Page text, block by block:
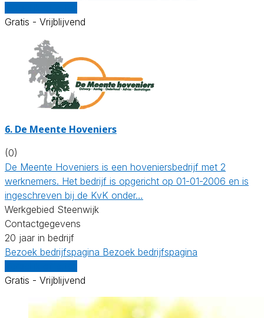
Gratis - Vrijblijvend
6. De Meente Hoveniers
(0)
De Meente Hoveniers is een hoveniersbedrijf met 2
werknemers. Het bedrijf is opgericht op 01-01-2006 en is
ingeschreven bij de KvK onder…
Werkgebied Steenwijk
Contactgegevens
20 jaar in bedrijf
Bezoek bedrijfspagina Bezoek bedrijfspagina
Gratis - Vrijblijvend